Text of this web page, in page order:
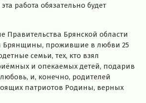
работа обязательно будет
Правительства Брянской области
Брянщины, прожившие в любви 25
семьи, тех, кто взял
и опекаемых детей, подарив
и, конечно, родителей
патриотов Родины, верных